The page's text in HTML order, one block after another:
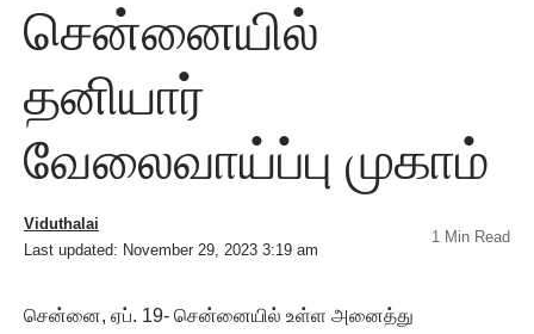
சென்னையில்
தனியார்
வேலைவாய்ப்பு முகாம்
Last updated: November 29, 2023 3:19 am
Viduthalai
1 Min Read
சென்னை, ஏப். 19- சென்னையில் உள்ள அனைத்து